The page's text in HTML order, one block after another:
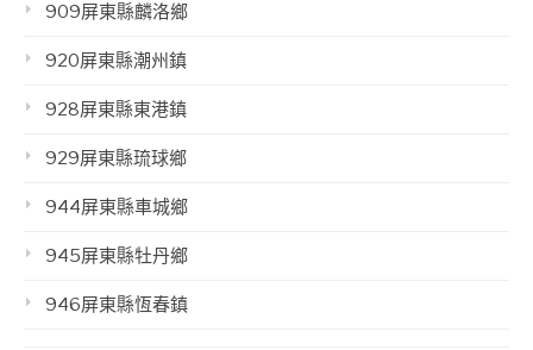
909屏東縣麟洛鄉
920屏東縣潮州鎮
928屏東縣東港鎮
929屏東縣琉球鄉
944屏東縣車城鄉
945屏東縣牡丹鄉
946屏東縣恆春鎮